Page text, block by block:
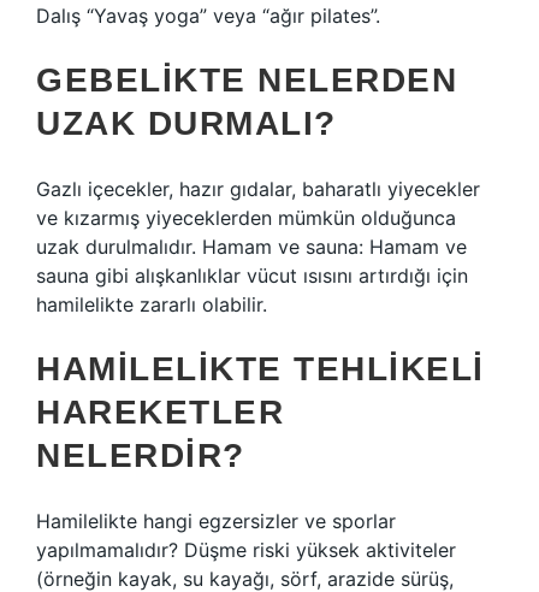
Dalış “Yavaş yoga” veya “ağır pilates”.
GEBELIKTE NELERDEN
UZAK DURMALI?
Gazlı içecekler, hazır gıdalar, baharatlı yiyecekler
ve kızarmış yiyeceklerden mümkün olduğunca
uzak durulmalıdır. Hamam ve sauna: Hamam ve
sauna gibi alışkanlıklar vücut ısısını artırdığı için
hamilelikte zararlı olabilir.
HAMILELIKTE TEHLIKELI
HAREKETLER
NELERDIR?
Hamilelikte hangi egzersizler ve sporlar
yapılmamalıdır? Düşme riski yüksek aktiviteler
(örneğin kayak, su kayağı, sörf, arazide sürüş,